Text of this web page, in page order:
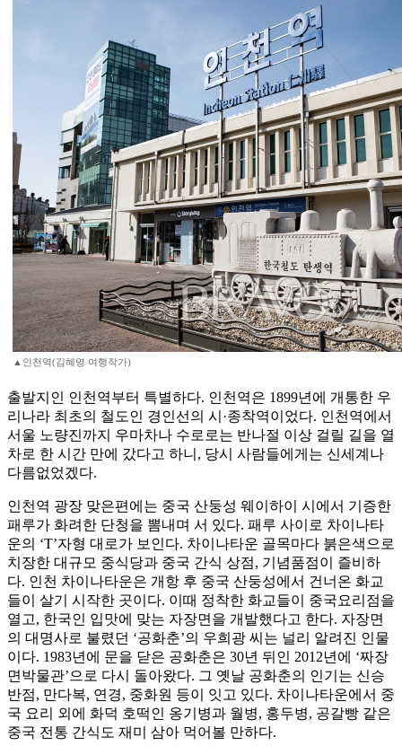
▲인천역(김혜영 여행작가)
출발지인 인천역부터 특별하다. 인천역은 1899년에 개통한 우
리나라 최초의 철도인 경인선의 시·종착역이었다. 인천역에서
서울 노량진까지 우마차나 수로로는 반나절 이상 걸릴 길을 열
차로 한 시간 만에 갔다고 하니, 당시 사람들에게는 신세계나
다름없었겠다.
인천역 광장 맞은편에는 중국 산둥성 웨이하이 시에서 기증한
패루가 화려한 단청을 뽐내며 서 있다. 패루 사이로 차이나타
운의 ‘T’자형 대로가 보인다. 차이나타운 골목마다 붉은색으로
치장한 대규모 중식당과 중국 간식 상점, 기념품점이 즐비하
다. 인천 차이나타운은 개항 후 중국 산둥성에서 건너온 화교
들이 살기 시작한 곳이다. 이때 정착한 화교들이 중국요리점을
열고, 한국인 입맛에 맞는 자장면을 개발했다고 한다. 자장면
의 대명사로 불렸던 ‘공화춘’의 우희광 씨는 널리 알려진 인물
이다. 1983년에 문을 닫은 공화춘은 30년 뒤인 2012년에 ‘짜장
면박물관’으로 다시 돌아왔다. 그 옛날 공화춘의 인기는 신승
반점, 만다복, 연경, 중화원 등이 잇고 있다. 차이나타운에서 중
국 요리 외에 화덕 호떡인 옹기병과 월병, 홍두병, 공갈빵 같은
중국 전통 간식도 재미 삼아 먹어볼 만하다.